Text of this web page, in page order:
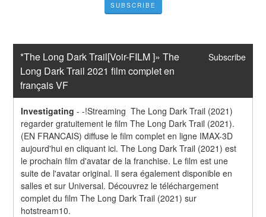
SUBSCRIBE
*The Long Dark Trail[Voir-FILM ]» The
Long Dark Trail 2021 film complet en
français VF
Subscribe
Investigating --!Streaming  The Long Dark Trail (2021)
regarder gratuitement le film The Long Dark Trail (2021).
(EN FRANCAIS) diffuse le film complet en ligne IMAX-3D
aujourd'hui en cliquant ici. The Long Dark Trail (2021) est
le prochain film d'avatar de la franchise. Le film est une
suite de l'avatar original. Il sera également disponible en
salles et sur Universal. Découvrez le téléchargement
complet du film The Long Dark Trail (2021) sur
hotstream10.